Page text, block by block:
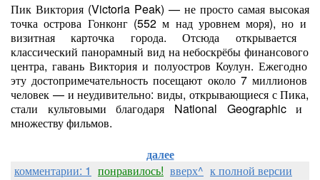
Пик Виктория (Victoria Peak) — не просто самая высокая
точка острова Гонконг(552м надуровнемморя), но и
визитная карточка города. Отсюда открывается
классический панорамный виднанебоскрёбы финансового
центра, гавань Виктория и полуостров Коулун. Ежегодно
эту достопримечательность посещают около7миллионов
человек — и неудивительно: виды, открывающиесясПика,
стали культовыми благодаря National Geographicи
множествуфильмов.
далее
комментарии: 1 понравилось! вверх^ к полной версии